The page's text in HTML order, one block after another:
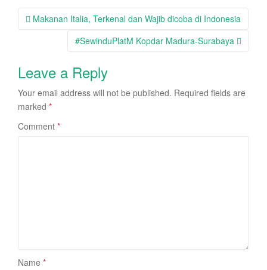
Post
navigation
Makanan Italia, Terkenal dan Wajib dicoba di Indonesia
#SewinduPlatM Kopdar Madura-Surabaya
Leave a Reply
Your email address will not be published. Required fields are
marked *
Comment *
Name *